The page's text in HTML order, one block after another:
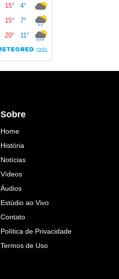
Sobre
Home
História
Notícias
Vídeos
Áudios
Estúdio ao Vivo
Contato
Política de Privacidade
Termos de Uso